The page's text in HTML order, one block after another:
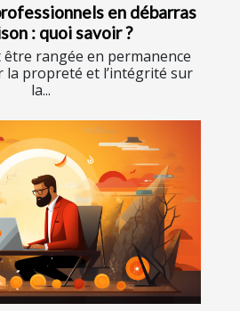
en débarras
: quoi savoir ?
rangée en permanence
la propreté et l’intégrité sur
la...